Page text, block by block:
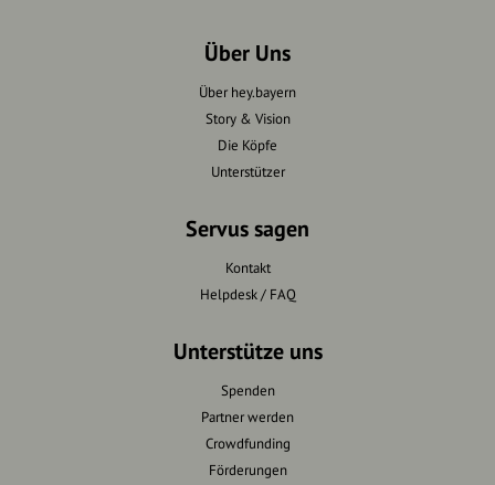
Über Uns
Über hey.bayern
Story & Vision
Die Köpfe
Unterstützer
Servus sagen
Kontakt
Helpdesk / FAQ
Unterstütze uns
Spenden
Partner werden
Crowdfunding
Förderungen